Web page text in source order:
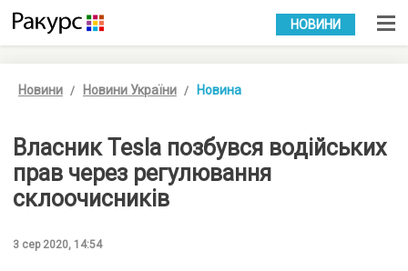
УКР РУС
НОВИНИ
Новини Новини України Новина
Власник Tesla позбувся водійських
прав через регулювання
склоочисників
3 сер 2020, 14:54